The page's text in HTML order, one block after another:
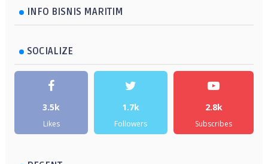
INFO BISNIS MARITIM
SOCIALIZE
3.5k
Likes
1.7k
Followers
2.8k
Subscribes